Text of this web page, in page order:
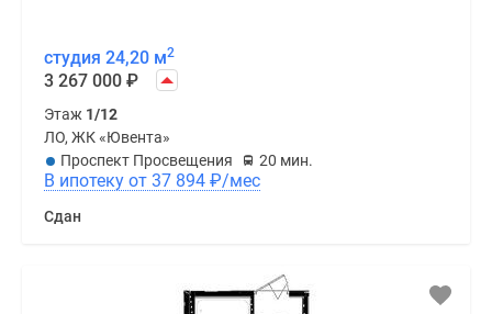
студия 24,20 м2
3 267 000 ₽
Этаж 1/12
ЛО, ЖК «Ювента»
Проспект Просвещения
20 мин.
В ипотеку от 37 894 ₽/мес
Сдан